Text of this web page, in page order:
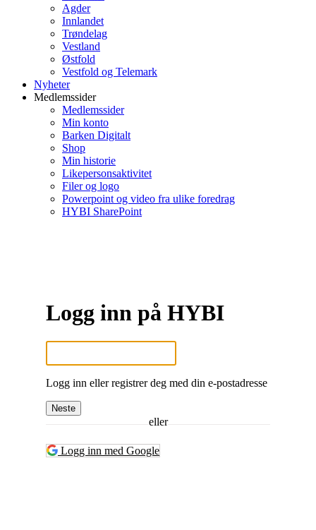
Agder
Innlandet
Trøndelag
Vestland
Østfold
Vestfold og Telemark
Nyheter
Medlemssider
Medlemssider
Min konto
Barken Digitalt
Shop
Min historie
Likepersonsaktivitet
Filer og logo
Powerpoint og video fra ulike foredrag
HYBI SharePoint
Logg inn på HYBI
Logg inn eller registrer deg med din e-postadresse
Neste
eller
Logg inn med Google